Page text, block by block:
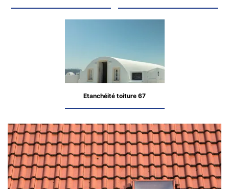
Etanchéité toiture 67